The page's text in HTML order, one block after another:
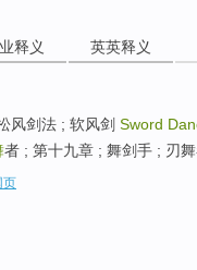
释义 英英释义
风剑法 ; 软风剑 Sword
者 ; 第十九章 ; 舞剑手 ; 刃舞
页